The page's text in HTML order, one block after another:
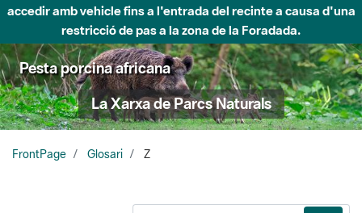
accedir amb vehicle fins a l'entrada del recinte a causa d'una
restricció de pas a la zona de la Foradada.
Pesta porcina africana
La Xarxa de Parcs Naturals
FrontPage Glosari Z